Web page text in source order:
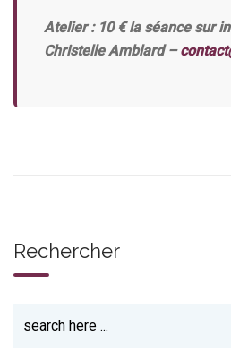
Atelier : 10 € la séance sur
Christelle Amblard –
Rechercher